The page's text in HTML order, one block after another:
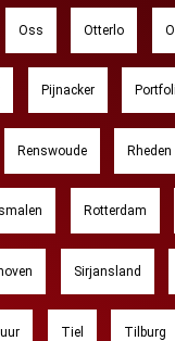
Oss Otterlo
Pijnacker
Renswoude Rheden
Rotterdam
Sirjansland
Tiel Tilburg